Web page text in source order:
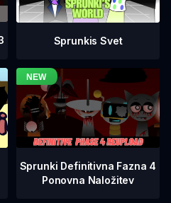
Sprunkis Svet
Sprunki Definitivna Fazna 4
Ponovna Naložitev